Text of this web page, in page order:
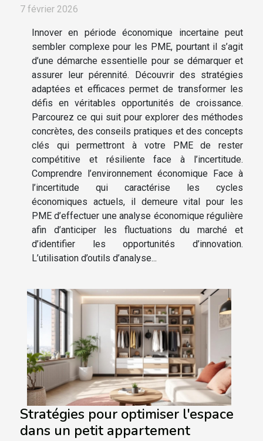
7 février 2026
Innover en période économique incertaine peut
sembler complexe pour les PME, pourtant il s’agit
d’une démarche essentielle pour se démarquer et
assurer leur pérennité. Découvrir des stratégies
adaptées et efficaces permet de transformer les
défis en véritables opportunités de croissance.
Parcourez ce qui suit pour explorer des méthodes
concrètes, des conseils pratiques et des concepts
clés qui permettront à votre PME de rester
compétitive et résiliente face à l’incertitude.
Comprendre l’environnement économique Face à
l’incertitude qui caractérise les cycles
économiques actuels, il demeure vital pour les
PME d’effectuer une analyse économique régulière
afin d’anticiper les fluctuations du marché et
d’identifier les opportunités d’innovation.
L’utilisation d’outils d’analyse...
Stratégies pour optimiser l'espace
dans un petit appartement